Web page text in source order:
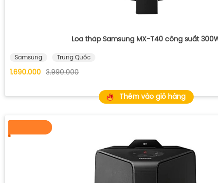
Loa tháp Samsung MX-T40 công suất
Samsung Trung Quốc
1.690.000 3.990.000
Thêm vào giỏ hàng